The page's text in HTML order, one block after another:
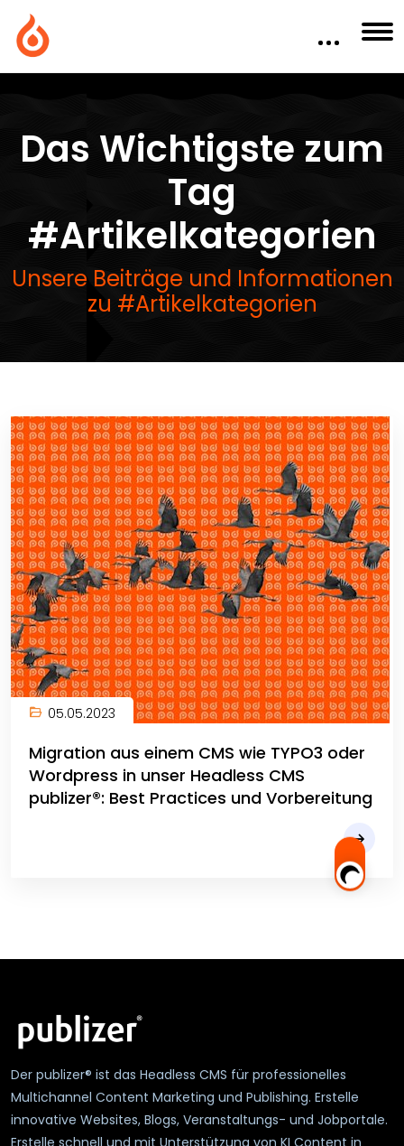
Das Wichtigste zum
Tag
#Artikelkategorien
Unsere Beiträge und Informationen
zu #Artikelkategorien
05.05.2023
Migration aus einem CMS wie TYPO3 oder
Wordpress in unser Headless CMS
publizer®: Best Practices und Vorbereitung
Der publizer® ist das Headless CMS für professionelles
Multichannel Content Marketing und Publishing. Erstelle
innovative Websites, Blogs, Veranstaltungs- und Jobportale.
Erstelle schnell und mit Unterstützung von KI Content in